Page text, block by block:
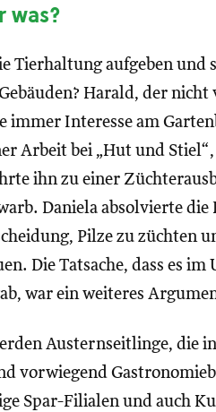
was?
Tierhaltung aufgeben und
Harald, der
immer Interesse am
Arbeit bei „Hut und
ihn zu einer
Daniela absolvierte
Pilze zu züchten
Die Tatsache, dass es
war ein weiteres
Austernseitlinge, die
vorwiegend
Spar-Filialen und auch